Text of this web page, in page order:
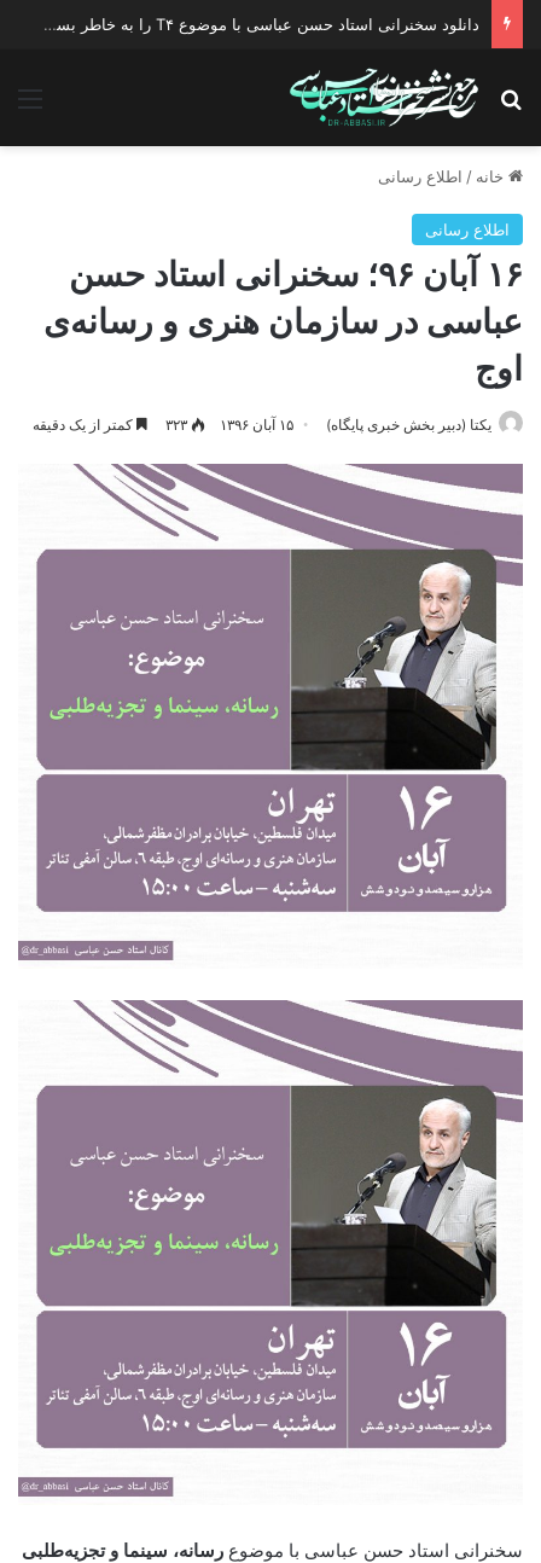
دانلود سخنرانی استاد حسن عباسی با موضوع T۴ را به خاطر بسپار !
جستجو برای
خانه / اطلاع رسانی
اطلاع رسانی
۱۶ آبان ۹۶؛ سخنرانی استاد حسن
عباسی در سازمان هنری و رسانه‌ی
اوج
یکتا (دبیر بخش خبری پایگاه) ۱۵ آبان ۱۳۹۶ ۳۲۳ کمتر از یک دقیقه
سخنرانی استاد حسن عباسی با موضوع رسانه‌، سینما و تجزیه‌طلبی